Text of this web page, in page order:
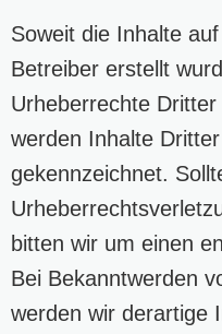
Soweit die Inhalte
Betreiber erstellt
Urheberrechte
werden Inhalte
gekennzeichnet.
bitten wir um einen
Bei Bekanntwerden
werden wir derartige